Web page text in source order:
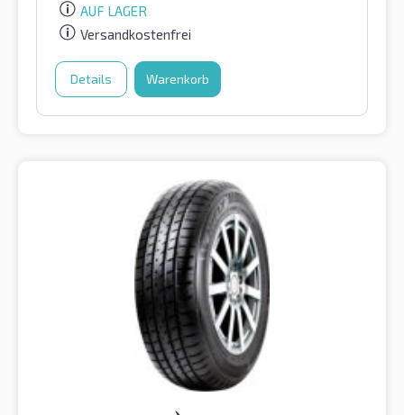
AUF LAGER
Versandkostenfrei
Details Warenkorb